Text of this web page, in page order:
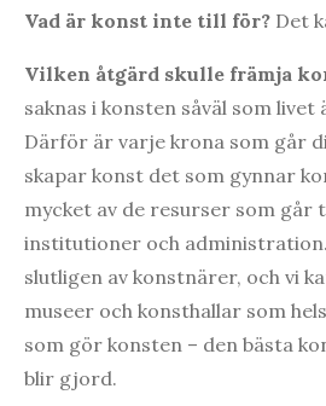
Vad är konst inte till för? Det
Vilken åtgärd skulle främja
saknas i konsten såväl som
Därför är varje krona som går
skapar konst det som gynnar
mycket av de resurser som går
institutioner och
slutligen av konstnärer, och vi
museer och konsthallar som
som gör konsten – den bästa
blir gjord.